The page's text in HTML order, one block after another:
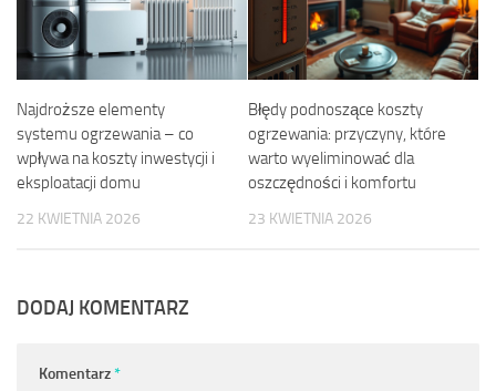
Najdroższe elementy
systemu ogrzewania – co
wpływa na koszty inwestycji i
eksploatacji domu
22 KWIETNIA 2026
Błędy podnoszące koszty
ogrzewania: przyczyny, które
warto wyeliminować dla
oszczędności i komfortu
23 KWIETNIA 2026
DODAJ KOMENTARZ
Komentarz*